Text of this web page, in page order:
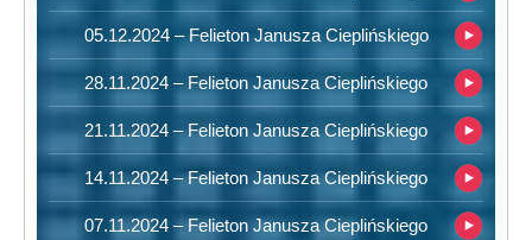
05.12.2024 – Felieton Janusza Cieplińskiego
28.11.2024 – Felieton Janusza Cieplińskiego
21.11.2024 – Felieton Janusza Cieplińskiego
14.11.2024 – Felieton Janusza Cieplińskiego
07.11.2024 – Felieton Janusza Cieplińskiego